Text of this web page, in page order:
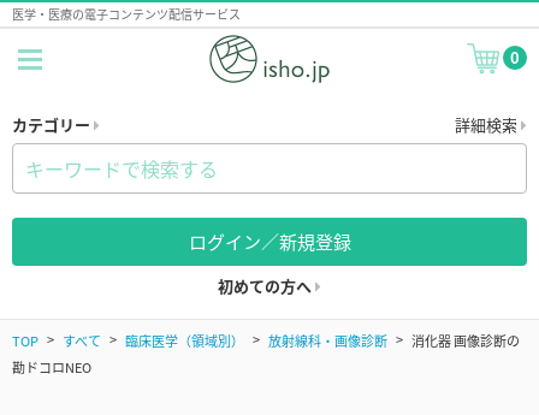
医学・医療の電子コンテンツ配信サービス
0
カテゴリー 詳細検索
ログイン／新規登録
初めての方へ
TOP すべて 臨床医学（領域別） 放射線科・画像診断
消化器 画像診断の
勘ドコロNEO